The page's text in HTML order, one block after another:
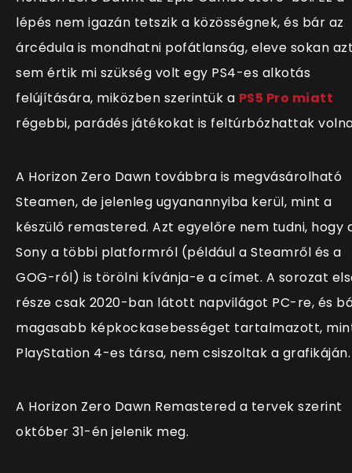
lépés nem igazán tetszik a közösségnek, és bár az
árcédula is mondhatni pofátlanság, eleve sokan
sem értik mi szükség volt egy PS4-es alkotás
felújítására, miközben szerintük a PS5 Pro miatt
régebbi, parádés játékokat is feltúrbózhattak
A Horizon Zero Dawn továbbra is megvásárolható
Steamen, de jelenleg ugyanannyiba kerül, mint a
készülő remastered. Azt egyelőre nem tudni, hogy
Sony a többi platformról (például a Steamről és a
GOG-ról) is törölni kívánja-e a címet. A sorozat
része csak 2020-ban látott napvilágot PC-re, és
magasabb képkockasebességet tartalmazott,
PlayStation 4-es társa, nem csiszoltak a grafikáján.
A Horizon Zero Dawn Remastered a tervek szerint
október 31-én jelenik meg.